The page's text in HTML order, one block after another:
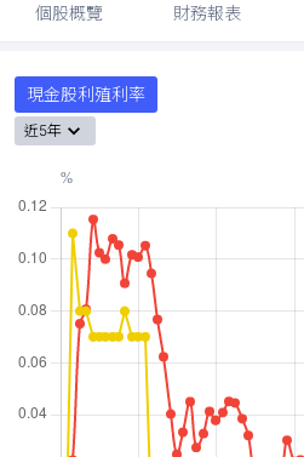
個股概覽 財務報表
現金股利殖利率
近5年